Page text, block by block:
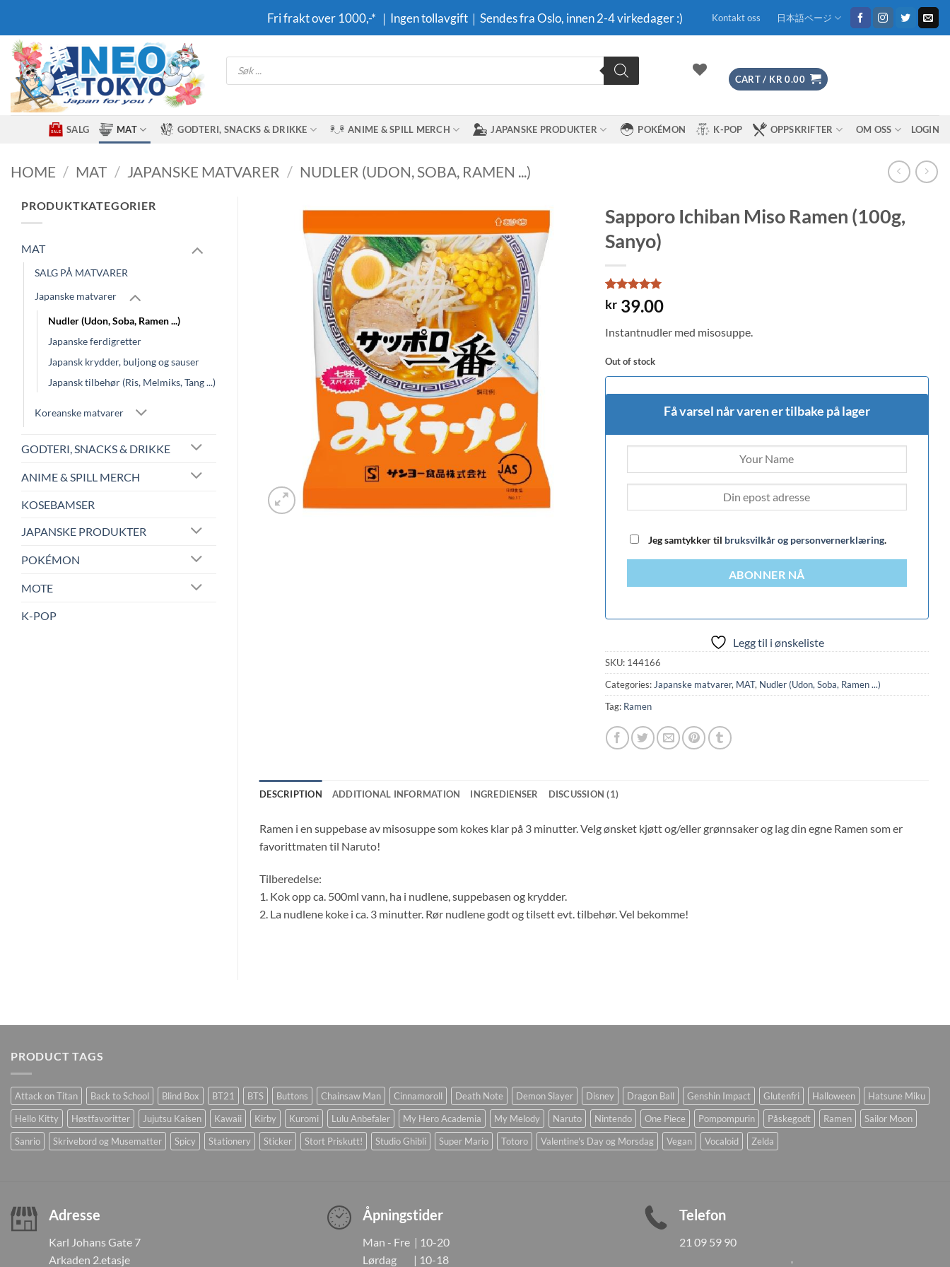
content
Fri frakt over 1000,-* ｜Ingen tollavgift｜Sendes fra Oslo, innen 2-4 virkedager :) Kontakt oss 日本語ページ
Products
search
CART / KR 0.00
SALG MAT GODTERI, SNACKS & DRIKKE ANIME & SPILL MERCH JAPANSKE PRODUKTER POKÉMON K-POP OPPSKRIFTER OM OSS LOGIN
HOME / MAT / JAPANSKE MATVARER / NUDLER (UDON, SOBA, RAMEN ...)
PRODUKTKATEGORIER
MAT
SALG PÅ MATVARER
Japanske matvarer
Nudler (Udon, Soba, Ramen ...)
Japanske ferdigretter
Japansk krydder, buljong og sauser
Japansk tilbehør (Ris, Melmiks, Tang ...)
Koreanske matvarer
GODTERI, SNACKS & DRIKKE
ANIME & SPILL MERCH
KOSEBAMSER
JAPANSKE PRODUKTER
POKÉMON
MOTE
K-POP
Legg til i
ønskeliste
Sapporo Ichiban Miso Ramen (100g,
Sanyo)
Rated5
out of 5
1
customer
kr39.00
Instantnudler med misosuppe.
Out of stock
Få varsel når varen er tilbake på lager
Jeg samtykker til bruksvilkår og personvernerklæring.
ABONNER NÅ
Legg til i ønskeliste
SKU: 144166
Categories:Japanske matvarer, MAT, Nudler (Udon, Soba, Ramen ...)
Tag: Ramen
DESCRIPTION ADDITIONAL INFORMATION INGREDIENSER DISCUSSION (1)
Ramen i en suppebase av misosuppe som kokes klar på 3 minutter. Velg ønsket kjøtt og/eller grønnsaker og lag din egne Ramen som er
favorittmaten til Naruto!
Tilberedelse:
1. Kok opp ca. 500ml vann, ha i nudlene, suppebasen og krydder.
2. La nudlene koke i ca. 3 minutter. Rør nudlene godt og tilsett evt. tilbehør. Vel bekomme!
PRODUCT TAGS
Attack on Titan Back to School Blind Box BT21 BTS Buttons Chainsaw Man Cinnamoroll Death Note Demon Slayer Disney Dragon Ball Genshin Impact Glutenfri Halloween
Hatsune Miku
Hello Kitty
Høstfavoritter Jujutsu Kaisen Kawaii Kirby Kuromi Lulu Anbefaler My Hero Academia My Melody Naruto Nintendo One Piece Pompompurin Påskegodt Ramen
Sailor Moon
Sanrio
Skrivebord og Musematter Spicy Stationery Sticker Stort Priskutt! Studio Ghibli Super Mario Totoro Valentine's Day og Morsdag Vegan Vocaloid Zelda
Adresse
Karl Johans Gate 7
Arkaden 2.etasje
Åpningstider
Man - Fre | 10-20
Lørdag | 10-18
Telefon
21 09 59 90